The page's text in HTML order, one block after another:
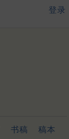
登录
书稿
稿本